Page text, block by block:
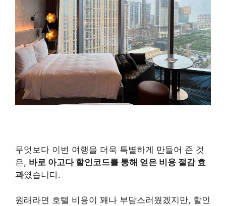
무엇보다 이번 여행을 더욱 특별하게 만들어 준 것
은, 바로 아고다 할인코드를 통해 얻은 비용 절감 효
과였습니다.
원래라면 호텔 비용이 꽤나 부담스러웠겠지만, 할인